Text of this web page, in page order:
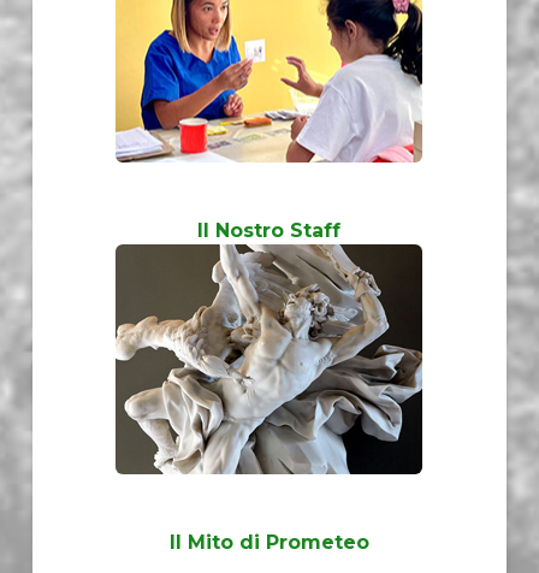
Il Nostro Staff
Il Mito di Prometeo